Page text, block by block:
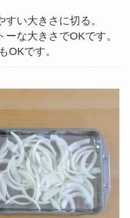
い大きさに切る。
な大きさでOKです。
OKです。